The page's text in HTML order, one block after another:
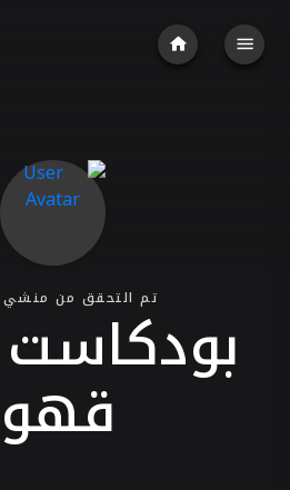
تم التحقق من